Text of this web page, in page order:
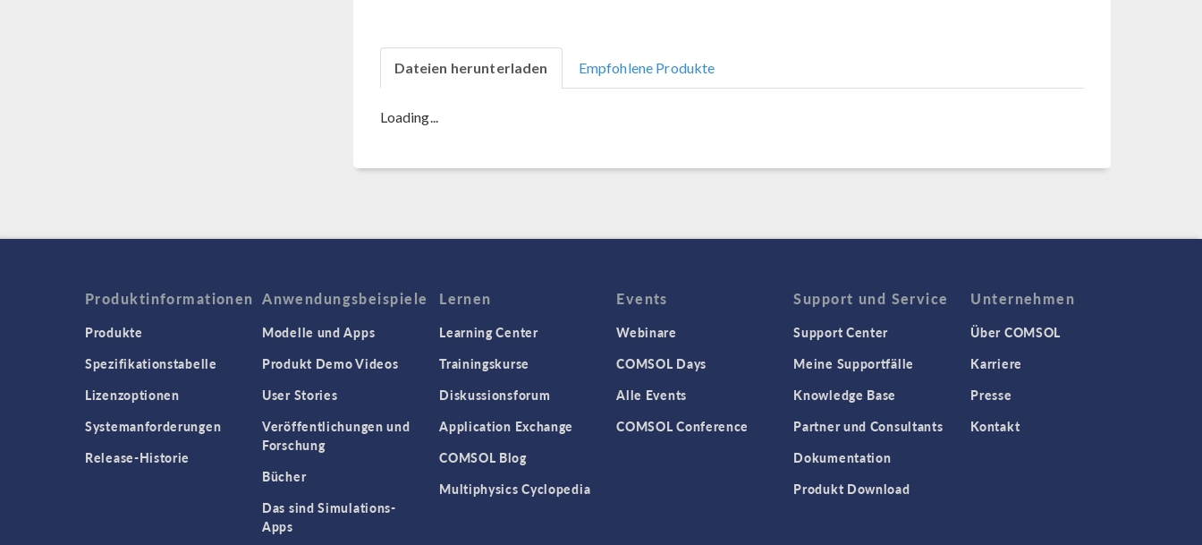
Dateien herunterladen Empfohlene Produkte
Loading...
Produktinformationen
Produkte
Spezifikationstabelle
Lizenzoptionen
Systemanforderungen
Release-Historie
Anwendungsbeispiele
Modelle und Apps
Produkt Demo Videos
User Stories
Veröffentlichungen und
Forschung
Bücher
Das sind Simulations-
Apps
Lernen
Learning Center
Trainingskurse
Diskussionsforum
Application Exchange
COMSOL Blog
Multiphysics Cyclopedia
Events
Webinare
COMSOL Days
Alle Events
COMSOL Conference
Support und Service
Support Center
Meine Supportfälle
Knowledge Base
Partner und Consultants
Dokumentation
Produkt Download
Unternehmen
Über COMSOL
Karriere
Presse
Kontakt